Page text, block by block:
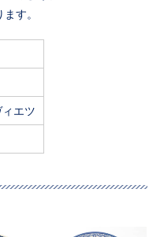
す。
エツ